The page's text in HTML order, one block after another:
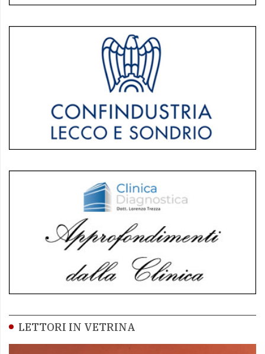
LETTORI IN VETRINA